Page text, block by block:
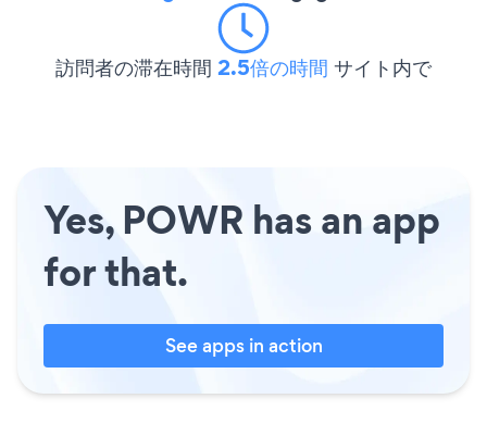
訪問者の滞在時間 2.5倍の時間 サイト内で
Yes, POWR has an app
for that.
See apps in action